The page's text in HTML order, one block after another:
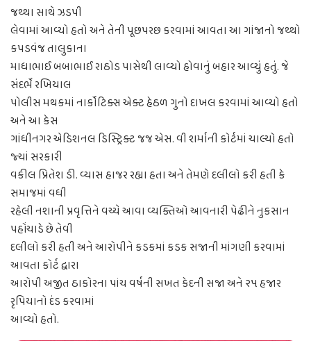
જથ્થા સાથે ઝડપી
લેવામાં આવ્યો હતો અને તેની પૂછપરછ કરવામાં આવતા આ ગાંજાનો જથ્થો
કપડવંજ તાલુકાના
માધાભાઈ બબાભાઈ રાઠોડ પાસેથી લાવ્યો હોવાનું બહાર આવ્યું હતું. જે
સંદર્ભે રખિયાલ
પોલીસ મથકમાં નાર્કોટિક્સ એક્ટ હેઠળ ગુનો દાખલ કરવામાં આવ્યો હતો
અને આ કેસ
ગાંધીનગર એડિશનલ ડિસ્ટ્રિક્ટ જજ એસ. વી શર્માની કોર્ટમાં ચાલ્યો હતો
જ્યાં સરકારી
વકીલ પ્રિતેશ ડી. વ્યાસ હાજર રહ્યા હતા અને તેમણે દલીલો કરી હતી કે
સમાજમાં વધી
રહેલી નશાની પ્રવૃત્તિને વચ્ચે આવા વ્યક્તિઓ આવનારી પેઢીને નુકસાન
પહોંચાડે છે તેવી
દલીલો કરી હતી અને આરોપીને કડકમાં કડક સજાની માંગણી કરવામાં
આવતા કોર્ટ દ્વારા
આરોપી અજીત ઠાકોરના પાંચ વર્ષની સખત કેદની સજા અને ૨૫ હજાર
રૃપિયાનો દંડ કરવામાં
આવ્યો હતો.